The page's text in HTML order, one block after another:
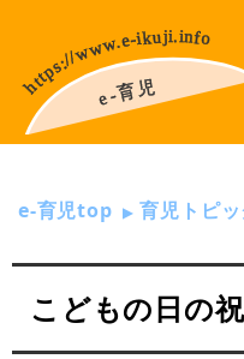
e-育児top 育児トピ
こどもの日の